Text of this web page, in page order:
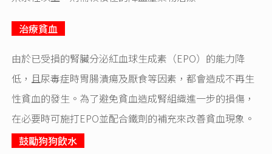
治療貧血
由於已受損的腎臟分泌紅血球生成素（EPO）的能力降
低，且尿毒症時胃腸潰瘍及厭食等因素，都會造成不再生
性貧血的發生。為了避免貧血造成腎組織進一步的損傷，
在必要時可施打EPO並配合鐵劑的補充來改善貧血現象。
鼓勵狗狗飲水